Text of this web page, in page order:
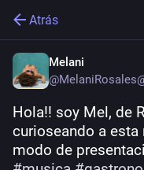
Atrás
Melani
Hola!! soy Mel, de
curioseando a esta